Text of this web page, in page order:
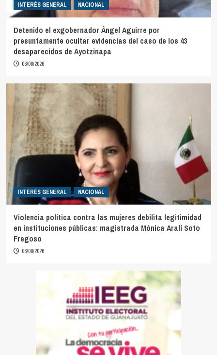
INTERÉS GENERAL NACIONAL
Detenido el exgobernador Ángel Aguirre por
presuntamente ocultar evidencias del caso de los 43
desaparecidos de Ayotzinapa
06/08/2026
INTERÉS GENERAL NACIONAL
Violencia política contra las mujeres debilita legitimidad
en instituciones públicas: magistrada Mónica Aralí Soto
Fregoso
06/08/2026